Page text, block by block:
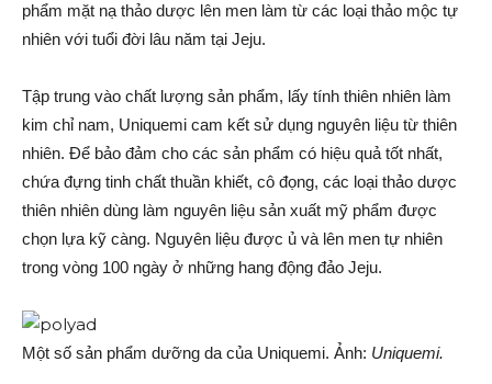
phẩm mặt nạ thảo dược lên men làm từ các loại thảo mộc tự
nhiên với tuổi đời lâu năm tại Jeju.
Tập trung vào chất lượng sản phẩm, lấy tính thiên nhiên làm
kim chỉ nam, Uniquemi cam kết sử dụng nguyên liệu từ thiên
nhiên. Để bảo đảm cho các sản phẩm có hiệu quả tốt nhất,
chứa đựng tinh chất thuần khiết, cô đọng, các loại thảo dược
thiên nhiên dùng làm nguyên liệu sản xuất mỹ phẩm được
chọn lựa kỹ càng. Nguyên liệu được ủ và lên men tự nhiên
trong vòng 100 ngày ở những hang động đảo Jeju.
Một số sản phẩm dưỡng da của Uniquemi. Ảnh: Uniquemi.